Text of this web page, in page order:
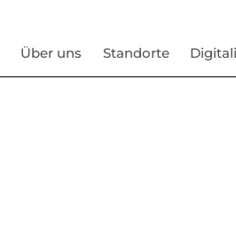
Über uns Standorte